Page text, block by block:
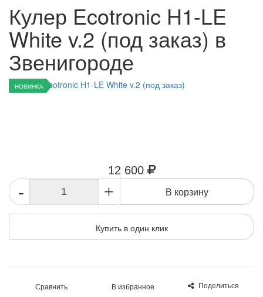
Кулер Ecotronic H1-LE
White v.2 (под заказ) в
Звенигороде
НОВИНКА
12 600
- + В корзину
Купить в один клик
Сравнить В избранное Поделиться